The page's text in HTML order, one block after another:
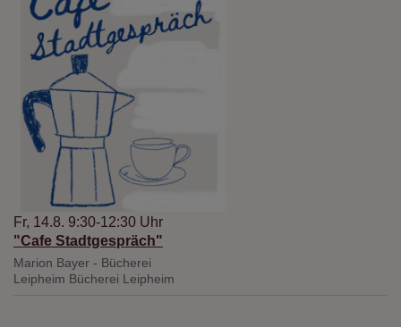
Fr, 14.8. 9:30-12:30 Uhr
"Cafe Stadtgespräch"
Marion Bayer - Bücherei
Leipheim Bücherei Leipheim